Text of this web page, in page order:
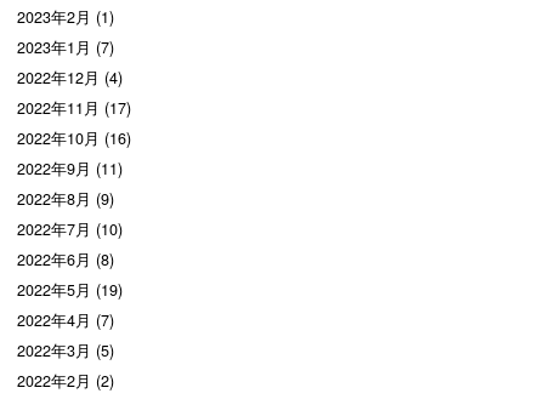
2023年2月 (1)
2023年1月 (7)
2022年12月 (4)
2022年11月 (17)
2022年10月 (16)
2022年9月 (11)
2022年8月 (9)
2022年7月 (10)
2022年6月 (8)
2022年5月 (19)
2022年4月 (7)
2022年3月 (5)
2022年2月 (2)